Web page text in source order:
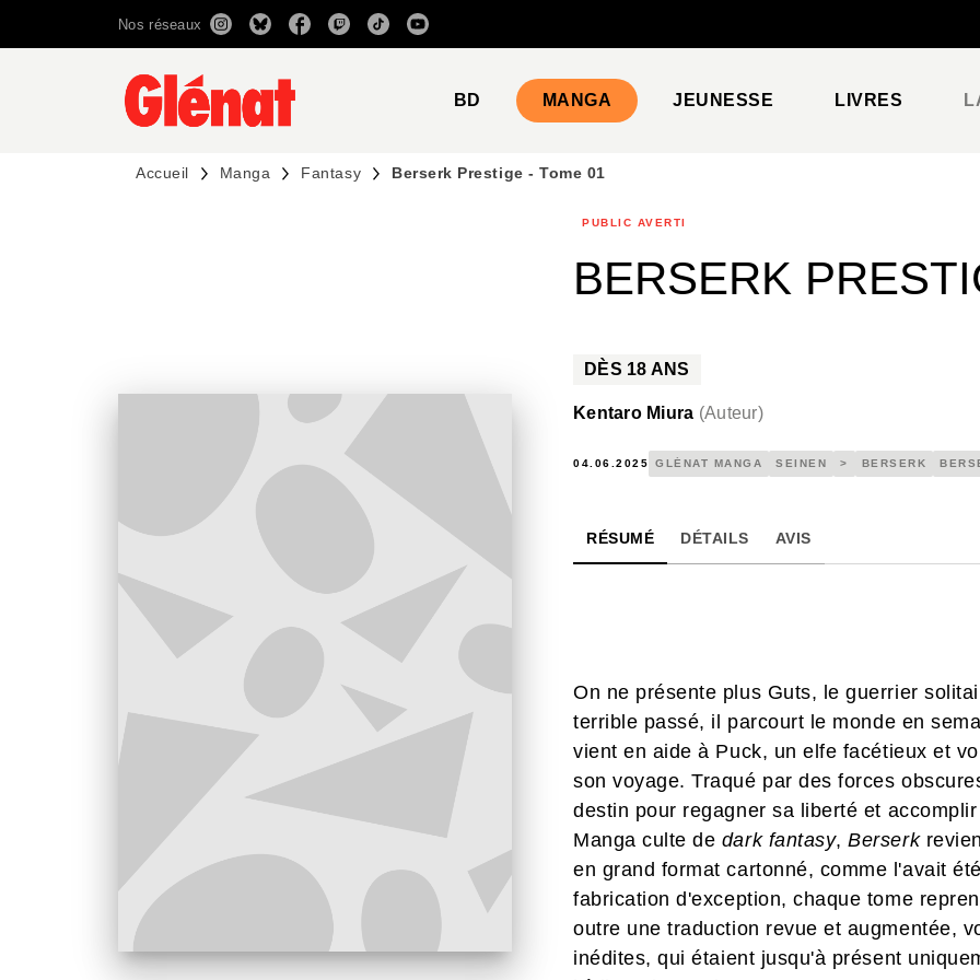
RECHERCHE CONTENU
Nos réseaux
BD MANGA JEUNESSE LIVRES
Accueil Manga Fantasy Berserk Prestige - Tome 01
PUBLIC AVERTI
BERSERK
DÈS 18 ANS
Kentaro Miura (Auteur)
04.06.2025 GLÉNAT MANGA SEINEN > BERSERK
RÉSUMÉ DÉTAILS AVIS
On ne présente plus Guts, le guerrier
terrible passé, il parcourt le monde en
vient en aide à Puck, un elfe facétieux et
son voyage. Traqué par des forces
destin pour regagner sa liberté et
Manga culte de dark fantasy,Berserk
en grand format cartonné, comme l'avait
fabrication d'exception, chaque tome
outre une traduction revue et augmentée,
inédites, qui étaient jusqu'à présent